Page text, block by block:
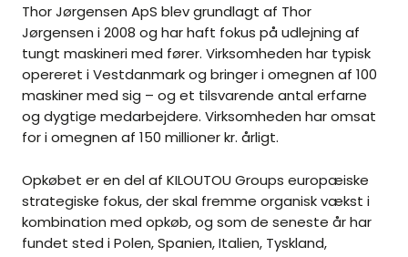
Thor Jørgensen ApS blev grundlagt af Thor
Jørgensen i 2008 og har haft fokus på udlejning af
tungt maskineri med fører. Virksomheden har typisk
opereret i Vestdanmark og bringer i omegnen af 100
maskiner med sig – og et tilsvarende antal erfarne
og dygtige medarbejdere. Virksomheden har omsat
for i omegnen af 150 millioner kr. årligt.
Opkøbet er en del af KILOUTOU Groups europæiske
strategiske fokus, der skal fremme organisk vækst i
kombination med opkøb, og som de seneste år har
fundet sted i Polen, Spanien, Italien, Tyskland,